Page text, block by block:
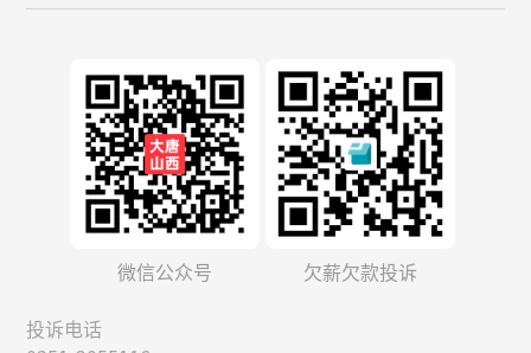
微信公众号
欠薪欠款投诉
投诉电话